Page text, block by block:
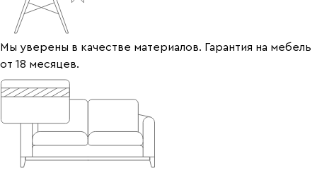
Мы уверены в качестве материалов. Гарантия на мебель
от 18 месяцев.